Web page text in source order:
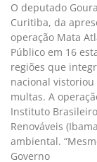
O deputado
Curitiba, da
operação Mata
Público em 16
regiões que
nacional vistoriou
multas. A
Instituto
Renováveis
ambiental.
Governo